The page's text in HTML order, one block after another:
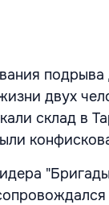
подрыва
двух
склад в